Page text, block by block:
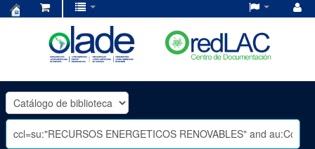
OLADE
-